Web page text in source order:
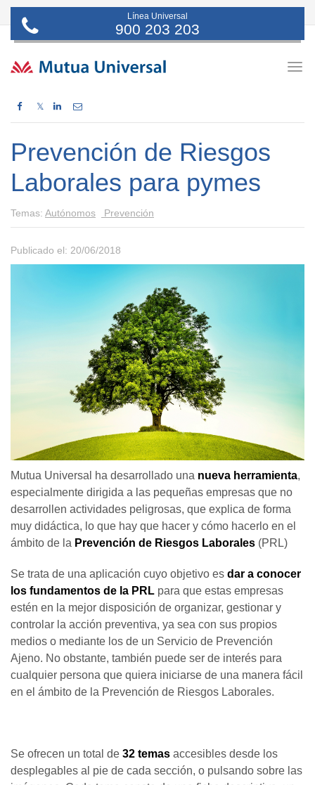
Línea Universal
900 203 203
𝕏
Prevención de Riesgos
Laborales para pymes
Temas: Autónomos Prevención
Publicado el: 20/06/2018
Mutua Universal ha desarrollado una nueva herramienta,
especialmente dirigida a las pequeñas empresas que no
desarrollen actividades peligrosas, que explica de forma
muy didáctica, lo que hay que hacer y cómo hacerlo en el
ámbito de la Prevención de Riesgos Laborales (PRL)
Se trata de una aplicación cuyo objetivo es dar a conocer
los fundamentos de la PRL para que estas empresas
estén en la mejor disposición de organizar, gestionar y
controlar la acción preventiva, ya sea con sus propios
medios o mediante los de un Servicio de Prevención
Ajeno. No obstante, también puede ser de interés para
cualquier persona que quiera iniciarse de una manera fácil
en el ámbito de la Prevención de Riesgos Laborales.
Se ofrecen un total de 32 temas accesibles desde los
desplegables al pie de cada sección, o pulsando sobre las